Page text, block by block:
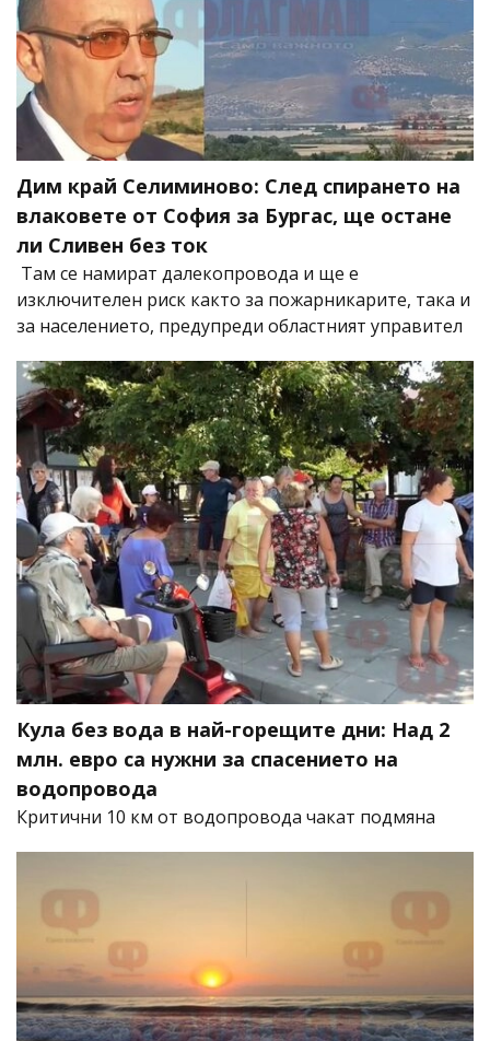
Дим край Селиминово: След спирането на
влаковете от София за Бургас, ще остане
ли Сливен без ток
Там се намират далекопровода и ще е
изключителен риск както за пожарникарите, така и
за населението, предупреди областният управител
Кула без вода в най-горещите дни: Над 2
млн. евро са нужни за спасението на
водопровода
Критични 10 км от водопровода чакат подмяна